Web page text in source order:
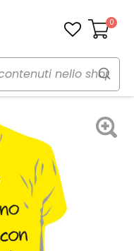
Carrello
0
Profumi